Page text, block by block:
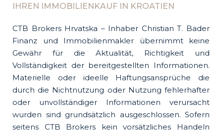
IHREN IMMOBILIENKAUF IN KROATIEN
CTB Brokers Hrvatska – Inhaber Christian T. Bader
Finanz und Immobilienmakler übernimmt keine
Gewähr für die Aktualität, Richtigkeit und
Vollständigkeit der bereitgestellten Informationen.
Materielle oder ideelle Haftungsansprüche die
durch die Nichtnutzung oder Nutzung fehlerhafter
oder unvollständiger Informationen verursacht
wurden sind grundsätzlich ausgeschlossen. Sofern
seitens CTB Brokers kein vorsätzliches Handeln